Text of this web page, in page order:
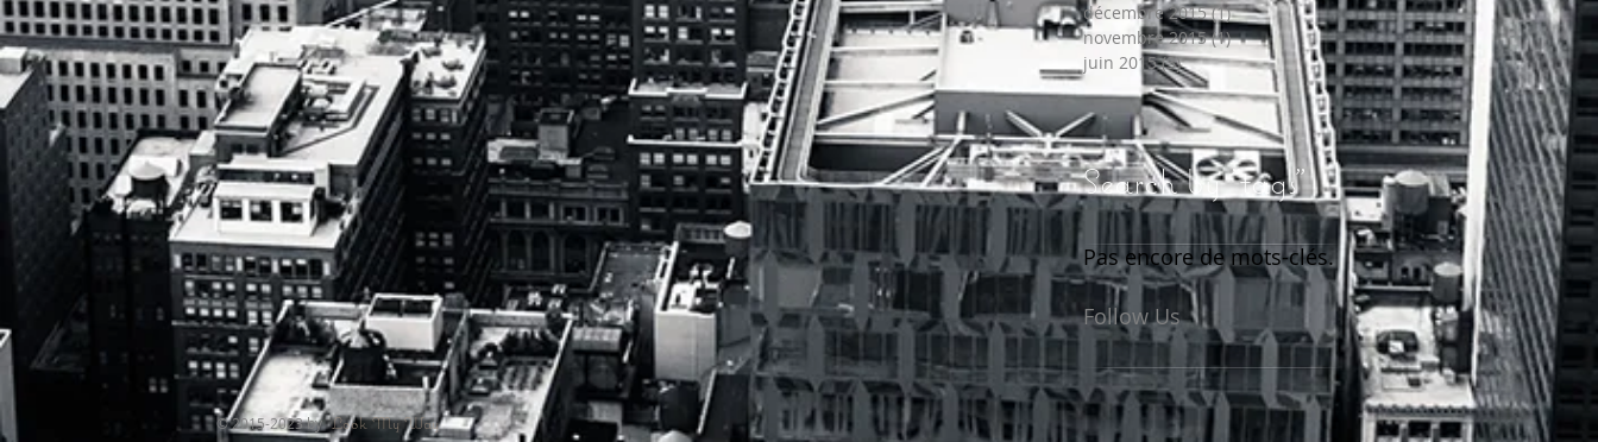
décembre 2015 (1)1 post
novembre 2015 (1)1 post
juin 2015 (3)3 posts
Search by "tags"
Pas encore de mots-clés.
Follow Us
© 2015-2023 by Look My Way